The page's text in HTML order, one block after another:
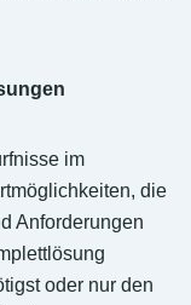
im
die
Anforderungen
oder nur den